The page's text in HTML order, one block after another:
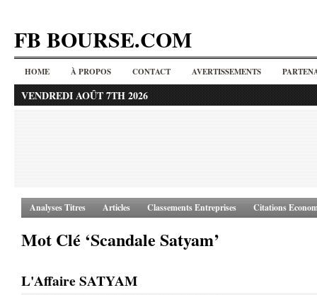
FB BOURSE.COM
HOME À PROPOS CONTACT AVERTISSEMENTS
VENDREDI AOÛT 7TH 2026
Analyses Titres Articles Classements Entreprises Citations
Mot Clé ‘Scandale Satyam’
L'Affaire SATYAM